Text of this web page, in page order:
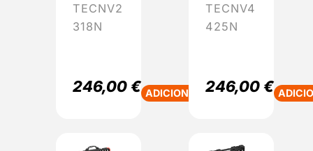
TECNV2
318N
246,00€ ADICIONAR
TECNV4
425N
246,00€